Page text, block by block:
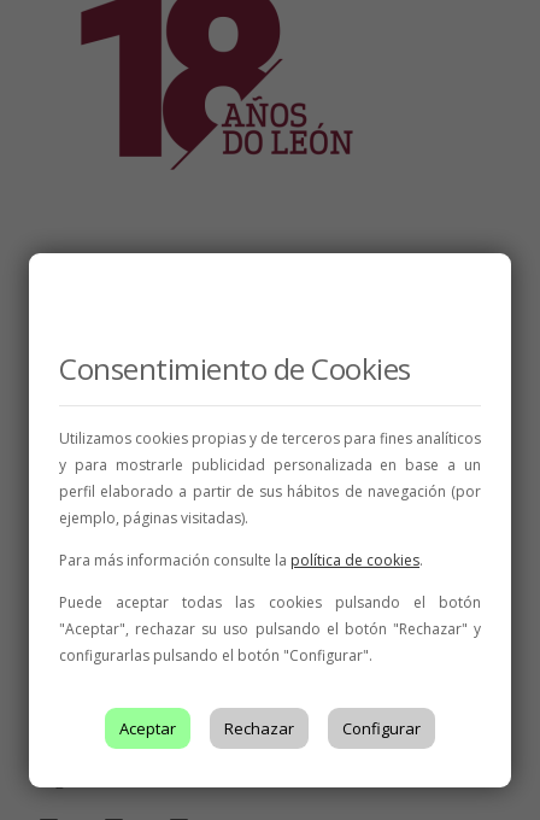
Consentimiento de Cookies
Utilizamos cookies propias y de terceros para fines analíticos
y para mostrarle publicidad personalizada en base a un
perfil elaborado a partir de sus hábitos de navegación (por
ejemplo, páginas visitadas).
Para más información consulte la política de cookies.
Puede aceptar todas las cookies pulsando el botón
"Aceptar", rechazar su uso pulsando el botón "Rechazar" y
configurarlas pulsando el botón "Configurar".
Aceptar Rechazar Configurar